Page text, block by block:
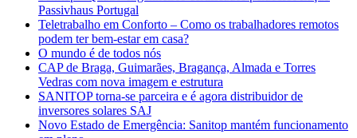
Passivhaus Portugal
Teletrabalho em Conforto – Como os trabalhadores remotos
podem ter bem-estar em casa?
O mundo é de todos nós
CAP de Braga, Guimarães, Bragança, Almada e Torres
Vedras com nova imagem e estrutura
SANITOP torna-se parceira e é agora distribuidor de
inversores solares SAJ
Novo Estado de Emergência: Sanitop mantém funcionamento